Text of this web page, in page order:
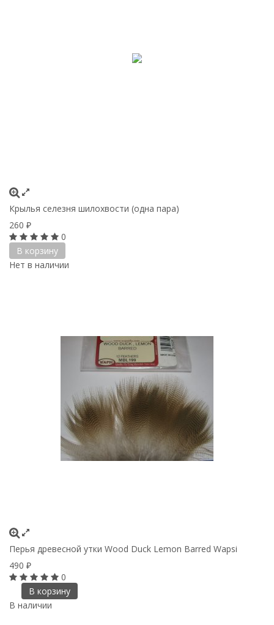
Крылья селезня шилохвости (одна пара)
260 ₽
0
В корзину
Нет в наличии
Перья древесной утки Wood Duck Lemon Barred Wapsi
490 ₽
0
В корзину
В наличии